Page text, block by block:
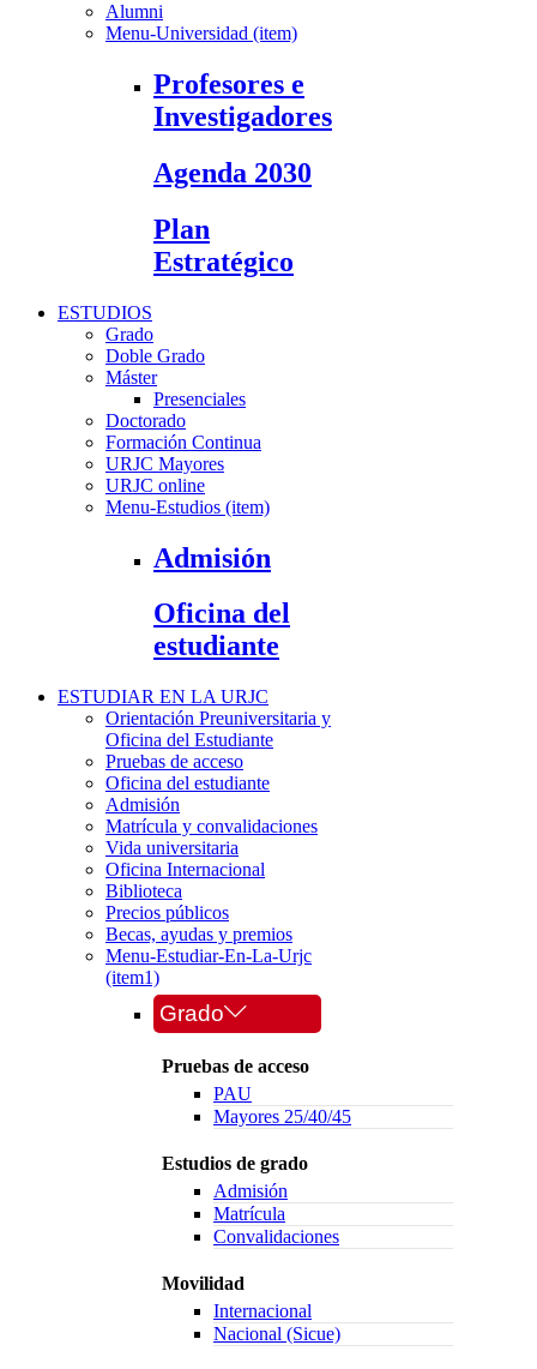
Alumni
Menu-Universidad (item)
Profesores e
Investigadores
Agenda 2030
Plan
Estratégico
ESTUDIOS
Grado
Doble Grado
Máster
Presenciales
Doctorado
Formación Continua
URJC Mayores
URJC online
Menu-Estudios (item)
Admisión
Oficina del
estudiante
ESTUDIAR EN LA URJC
Orientación Preuniversitaria y
Oficina del Estudiante
Pruebas de acceso
Oficina del estudiante
Admisión
Matrícula y convalidaciones
Vida universitaria
Oficina Internacional
Biblioteca
Precios públicos
Becas, ayudas y premios
Menu-Estudiar-En-La-Urjc
(item1)
Grado
Pruebas de acceso
PAU
Mayores 25/40/45
Estudios de grado
Admisión
Matrícula
Convalidaciones
Movilidad
Internacional
Nacional (Sicue)